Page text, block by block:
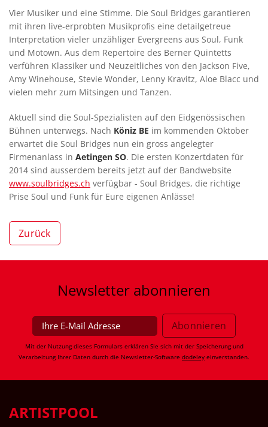
Vier Musiker und eine Stimme. Die Soul Bridges garantieren
mit ihren live-erprobten Musikprofis eine detailgetreue
Interpretation vieler unzähliger Evergreens aus Soul, Funk
und Motown. Aus dem Repertoire des Berner Quintetts
verführen Klassiker und Neuzeitliches von den Jackson Five,
Amy Winehouse, Stevie Wonder, Lenny Kravitz, Aloe Blacc und
vielen mehr zum Mitsingen und Tanzen.
Aktuell sind die Soul-Spezialisten auf den Eidgenössischen
Bühnen unterwegs. Nach Köniz BE im kommenden Oktober
erwartet die Soul Bridges nun ein gross angelegter
Firmenanlass in Aetingen SO. Die ersten Konzertdaten für
2014 sind ausserdem bereits jetzt auf der Bandwebsite
www.soulbridges.ch verfügbar - Soul Bridges, die richtige
Prise Soul und Funk für Eure eigenen Anlässe!
Zurück
Newsletter abonnieren
Mit der Nutzung dieses Formulars erklären Sie sich mit der Speicherung und
Verarbeitung Ihrer Daten durch die Newsletter-Software dodeley einverstanden.
ARTISTPOOL